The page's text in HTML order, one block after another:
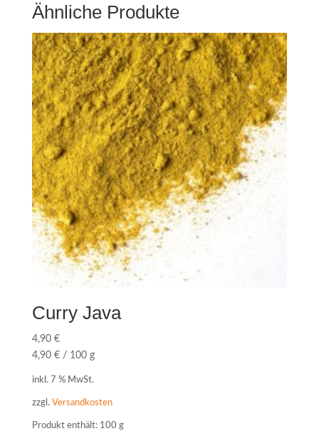
Ähnliche Produkte
Curry Java
4,90 €
4,90 €/ 100 g
inkl. 7 % MwSt.
zzgl. Versandkosten
Produkt enthält: 100 g